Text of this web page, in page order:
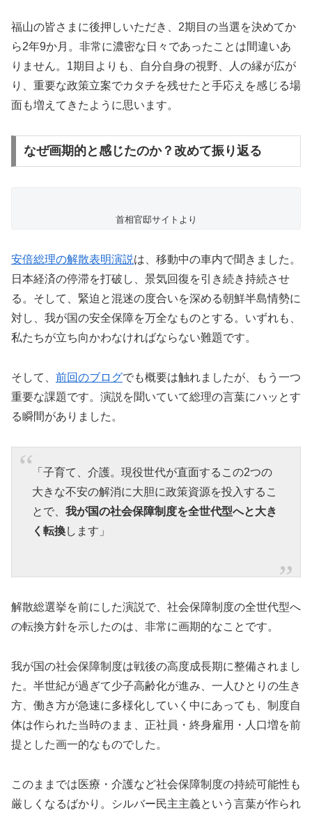
福山の皆さまに後押しいただき、2期目の当選を決めてか
ら2年9か月。非常に濃密な日々であったことは間違いあ
りません。1期目よりも、自分自身の視野、人の縁が広が
り、重要な政策立案でカタチを残せたと手応えを感じる場
面も増えてきたように思います。
なぜ画期的と感じたのか？改めて振り返る
首相官邸サイトより
安倍総理の解散表明演説は、移動中の車内で聞きました。
日本経済の停滞を打破し、景気回復を引き続き持続させ
る。そして、緊迫と混迷の度合いを深める朝鮮半島情勢に
対し、我が国の安全保障を万全なものとする。いずれも、
私たちが立ち向かわなければならない難題です。
そして、 前回のブログでも概要は触れましたが、もう一つ
重要な課題です。演説を聞いていて総理の言葉にハッとす
る瞬間がありました。
「子育て、介護。現役世代が直面するこの2つの
大きな不安の解消に大胆に政策資源を投入するこ
とで、 我が国の社会保障制度を全世代型へと大き
く転換します」
解散総選挙を前にした演説で、社会保障制度の全世代型へ
の転換方針を示したのは、非常に画期的なことです。
我が国の社会保障制度は戦後の高度成長期に整備されまし
た。半世紀が過ぎて少子高齢化が進み、一人ひとりの生き
方、働き方が急速に多様化していく中にあっても、制度自
体は作られた当時のまま、正社員・終身雇用・人口増を前
提とした画一的なものでした。
このままでは医療・介護など社会保障制度の持続可能性も
厳しくなるばかり。シルバー民主主義という言葉が作られ